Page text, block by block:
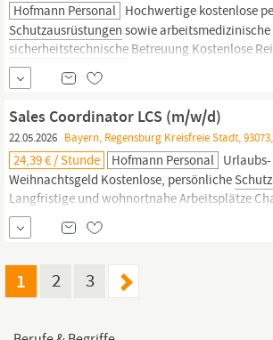
Hofmann Personal Hochwertige kostenlose
Schutzausrüstungen sowie arbeitsmedizinische
sicherheitstechnische Betreuung Kostenlose
Arbeitskleidung Kostenloser Kran- und/oder
Kostenfreie Getränke und Snacks (Obst, Süßes,
Vergünstigtes Essen in der betriebseigenen
Laptop, etc.
Sales Coordinator LCS (m/w/d)
22.05.2026 Bayern, Regensburg Kreisfreie Stadt,
24,39 € / Stunde Hofmann Personal
Weihnachtsgeld Kostenlose, persönliche
Langfristige und wohnortnahe Arbeitsplätze
Übernahme durch unsere Kunden
Weiterbildungsmöglichkeiten Profitieren Sie von
Beratung im Bewerbungsprozess und im
Arbeitsmedizinische und
1 2 3